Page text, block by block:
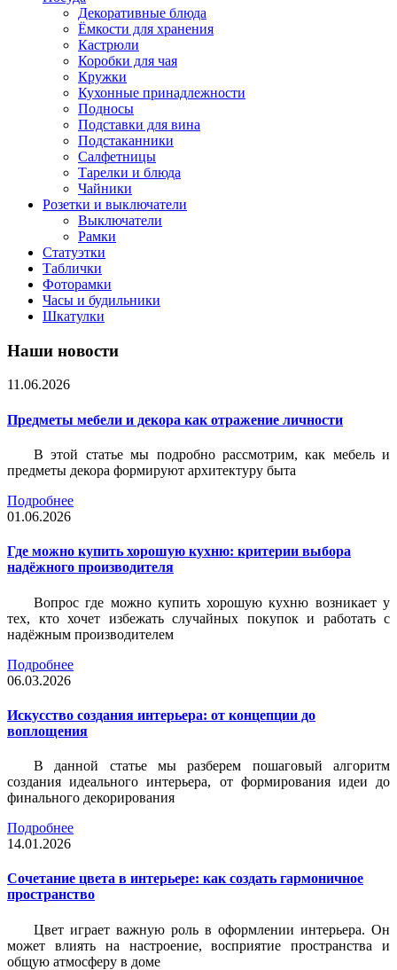
Декоративные блюда
Ёмкости для хранения
Кастрюли
Коробки для чая
Кружки
Кухонные принадлежности
Подносы
Подставки для вина
Подстаканники
Салфетницы
Тарелки и блюда
Чайники
Розетки и выключатели
Выключатели
Рамки
Статуэтки
Таблички
Фоторамки
Часы и будильники
Шкатулки
Наши новости
11.06.2026
Предметы мебели и декора как отражение личности
В этой статье мы подробно рассмотрим, как мебель и
предметы декора формируют архитектуру быта
Подробнее
01.06.2026
Где можно купить хорошую кухню: критерии выбора
надёжного производителя
Вопрос где можно купить хорошую кухню возникает у
тех, кто хочет избежать случайных покупок и работать с
надёжным производителем
Подробнее
06.03.2026
Искусство создания интерьера: от концепции до
воплощения
В данной статье мы разберем пошаговый алгоритм
создания идеального интерьера, от формирования идеи до
финального декорирования
Подробнее
14.01.2026
Сочетание цвета в интерьере: как создать гармоничное
пространство
Цвет играет важную роль в оформлении интерьера. Он
может влиять на настроение, восприятие пространства и
общую атмосферу в доме